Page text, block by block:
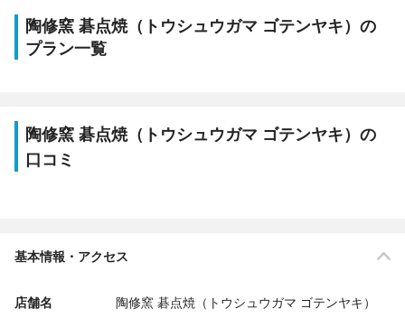
陶修窯 碁点焼（トウシュウガマ ゴテンヤキ）の
プラン一覧
陶修窯 碁点焼（トウシュウガマ ゴテンヤキ）の
口コミ
基本情報・アクセス
店舗名 陶修窯 碁点焼（トウシュウガマ ゴテンヤキ）